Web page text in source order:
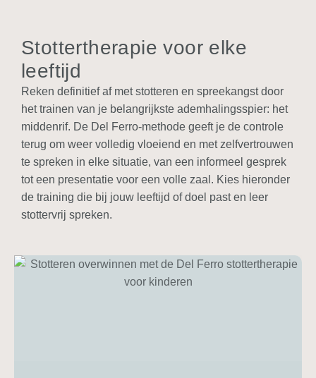
Stottertherapie voor elke
leeftijd
Reken definitief af met stotteren en spreekangst door
het trainen van je belangrijkste ademhalingsspier: het
middenrif. De Del Ferro-methode geeft je de controle
terug om weer volledig vloeiend en met zelfvertrouwen
te spreken in elke situatie, van een informeel gesprek
tot een presentatie voor een volle zaal. Kies hieronder
de training die bij jouw leeftijd of doel past en leer
stottervrij spreken.